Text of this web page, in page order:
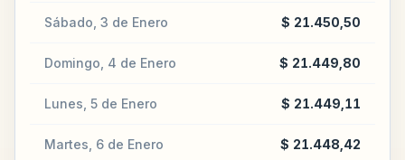
Sábado, 3 de Enero $ 21.450,50
Domingo, 4 de Enero $ 21.449,80
Lunes, 5 de Enero $ 21.449,11
Martes, 6 de Enero $ 21.448,42